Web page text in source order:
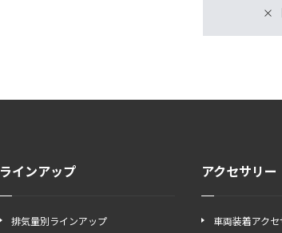
ラインアップ
排気量別ラインアップ
アクセサリー
車両装着アク